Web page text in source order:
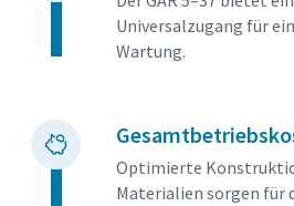
Universalzugang für
Wartung.
Optimierte
Materialien sorgen für